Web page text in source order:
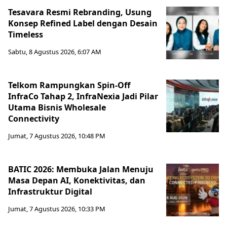
Tesavara Resmi Rebranding, Usung
Konsep Refined Label dengan Desain
Timeless
Sabtu, 8 Agustus 2026, 6:07 AM
Telkom Rampungkan Spin-Off
InfraCo Tahap 2, InfraNexia Jadi Pilar
Utama Bisnis Wholesale
Connectivity
Jumat, 7 Agustus 2026, 10:48 PM
BATIC 2026: Membuka Jalan Menuju
Masa Depan AI, Konektivitas, dan
Infrastruktur Digital
Jumat, 7 Agustus 2026, 10:33 PM